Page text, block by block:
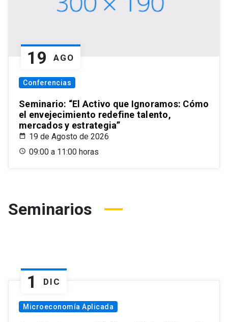
19 AGO
Conferencias
Seminario: “El Activo que Ignoramos: Cómo
el envejecimiento redefine talento,
mercados y estrategia”
19 de Agosto de 2026
09:00 a 11:00 horas
Seminarios
1 DIC
Microeconomía Aplicada